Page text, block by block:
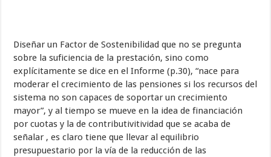
Diseñar un Factor de Sostenibilidad que no se pregunta
sobre la suficiencia de la prestación, sino como
explícitamente se dice en el Informe (p.30), “nace para
moderar el crecimiento de las pensiones si los recursos del
sistema no son capaces de soportar un crecimiento
mayor”, y al tiempo se mueve en la idea de financiación
por cuotas y la de contributivitividad que se acaba de
señalar , es claro tiene que llevar al equilibrio
presupuestario por la vía de la reducción de las